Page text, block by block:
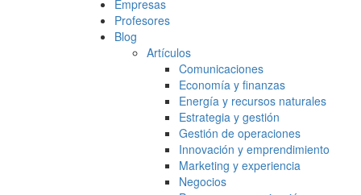
Empresas
Profesores
Blog
Artículos
Comunicaciones
Economía y finanzas
Energía y recursos naturales
Estrategia y gestión
Gestión de operaciones
Innovación y emprendimiento
Marketing y experiencia
Negocios